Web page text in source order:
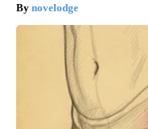
novelodge